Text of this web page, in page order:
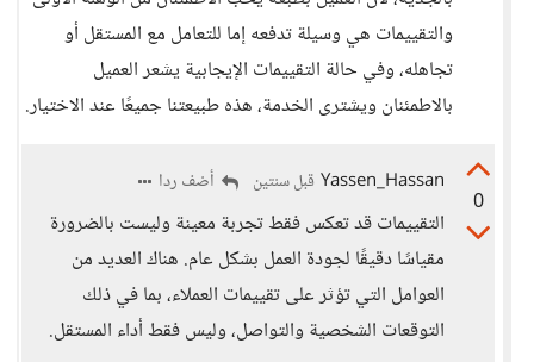
والتقييمات هي وسيلة تدفعه إما للتعامل مع المستقل أو
تجاهله، وفي حالة التقييمات الإيجابية يشعر العميل
بالاطمئنان ويشترى الخدمة، هذه طبيعتنا جميعًا عند الاختيار.
0
Yassen_Hassan قبل سنتين أضف ردا
التقييمات قد تعكس فقط تجربة معينة وليست بالضرورة
مقياسًا دقيقًا لجودة العمل بشكل عام. هناك العديد من
العوامل التي تؤثر على تقييمات العملاء، بما في ذلك
التوقعات الشخصية والتواصل، وليس فقط أداء المستقل.